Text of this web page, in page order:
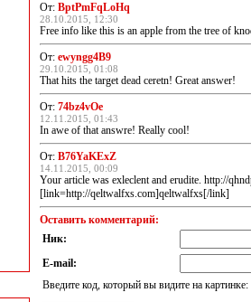
От: BptPmFqLoHq
28.10.2015, 12:30
Free info like this is an apple from the tree of
От: ewyngg4B9
29.10.2015, 01:08
That hits the target dead ceretn! Great answer!
От: 74bz4vOe
12.11.2015, 01:43
In awe of that answre! Really cool!
От: B76YaKExZ
14.11.2015, 00:09
Your article was exleclent and erudite. http://
[link=http://qeltwalfxs.com]qeltwalfxs[/link]
Оставить комментарий:
Ник:
E-mail:
Введите код, который вы видите на картинке: